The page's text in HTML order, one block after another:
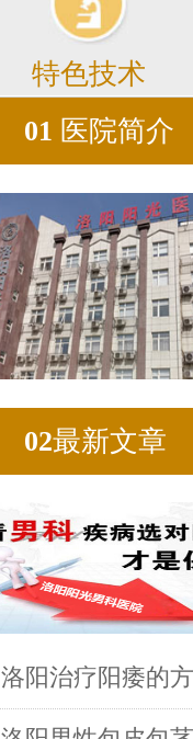
特色技术
01 医院简介
02最新文章
洛阳治疗阳痿的